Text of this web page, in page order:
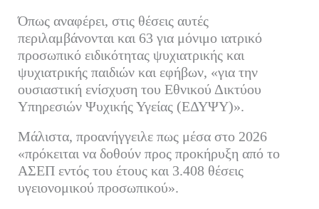
Όπως αναφέρει, στις θέσεις αυτές
περιλαμβάνονται και 63 για μόνιμο ιατρικό
προσωπικό ειδικότητας ψυχιατρικής και
ψυχιατρικής παιδιών και εφήβων, «για την
ουσιαστική ενίσχυση του Εθνικού Δικτύου
Υπηρεσιών Ψυχικής Υγείας (ΕΔΥΨΥ)».
Μάλιστα, προανήγγειλε πως μέσα στο 2026
«πρόκειται να δοθούν προς προκήρυξη από το
ΑΣΕΠ εντός του έτους και 3.408 θέσεις
υγειονομικού προσωπικού».